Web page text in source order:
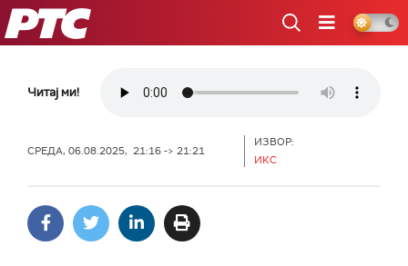
РТС
Читај ми!
СРЕДА, 06.08.2025, 21:16 -> 21:21
ИЗВОР:
ИКС